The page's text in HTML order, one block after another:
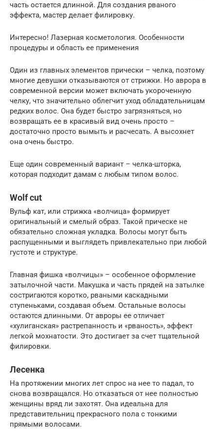
часть остается длинной. Для создания рваного
эффекта, мастер делает филировку.
Интересно! Лазерная косметология. Особенности
процедуры и область ее применения
Один из главных элементов прически – челка, поэтому
многие девушки отказываются от стрижки. Но аврора в
современной версии может включать укороченную
челку, что значительно облегчит уход обладательницам
редких волос. Она будет быстро загрязняться, но
возвращать ее в красивый вид очень просто –
достаточно просто вымыть и расчесать. А высохнет
она очень быстро.
Еще один современный вариант – челка-шторка,
которая подходит дамам с любым типом волос.
Wolf cut
Вульф кат, или стрижка «волчица» формирует
оригинальный и смелый образ. Такой прическе не
обязательно сложная укладка. Волосы могут быть
распущенными и выглядеть привлекательно при любой
густоте и структуре.
Главная фишка «волчицы» – особенное оформление
затылочной части. Макушка и часть прядей на затылке
состригаются коротко, рваными каскадными
ступеньками, создавая объем. Остальные волосы
остаются длинными. От авроры ее отличает
«хулиганская» растрепанность и «рваность», эффект
легкой мохнатости. Это достигает за счет тщательной
филировки.
Лесенка
На протяжении многих лет спрос на нее то падал, то
снова возвращался. Но отказаться от нее полностью
женщины вряд ли захотят. Она идеальна для
представительниц прекрасного пола с тонкими
прямыми волосами.